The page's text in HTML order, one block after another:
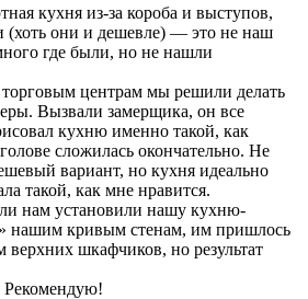
кухня из-за короба и выступов,
(хоть они и дешевле) — это не наш
где были, но не нашли
центрам мы решили делать
Вызвали замерщика, он все
кухню именно такой, как
сложилась окончательно. Не
вариант, но кухня идеально
такой, как мне нравится.
нам установили нашу кухню-
нашим кривым стенам, им пришлось
шкафчиков, но результат
Рекомендую!